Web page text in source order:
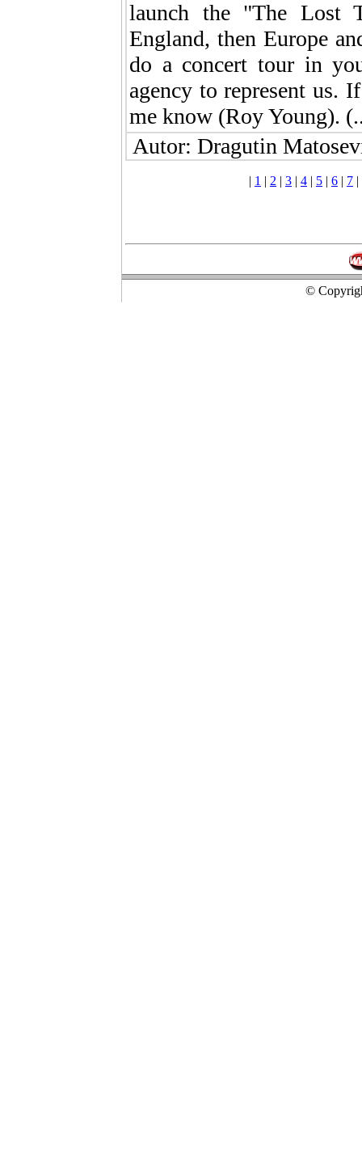
launch the "The Lost
England, then Europe
do a concert tour in
agency to represent us.
me know (Roy Young).
Autor: Dragutin
| 1 | 2 | 3 | 4 | 5 | 6 | 7 |
©